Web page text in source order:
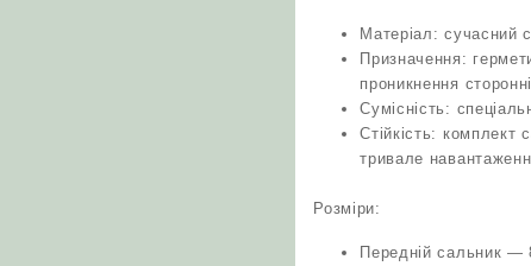
Матеріал: сучасний
Призначення:
проникнення
Сумісність:
Стійкість: комплект
тривале
Розміри:
Передній сальник —